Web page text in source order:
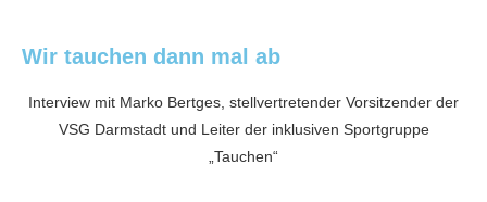
Wir tauchen dann mal ab
Interview mit Marko Bertges, stellvertretender Vorsitzender der
VSG Darmstadt und Leiter der inklusiven Sportgruppe
„Tauchen“